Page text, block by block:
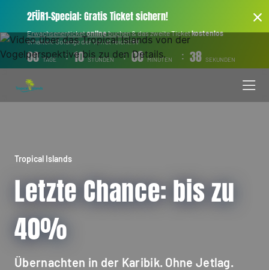
2FÜR1-Special: Gratis Ticket sichern!
Erwachsenenticketonlinebuchen& das zweite Ticketkostenlos
erhalten! Solange der Vorrat reicht!👫
00 TAGE : 10 STUNDEN : 08 MINUTEN : 37 SEKUNDEN
Tropical Islands
Letzte Chance: bis zu
40%
Übernachten in der Karibik. Ohne Jetlag.